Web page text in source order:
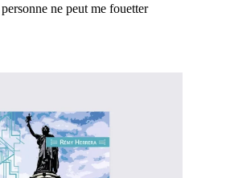
ne peut me fouetter